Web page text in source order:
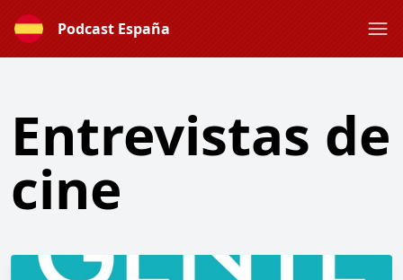
Podcast España
Entrevistas de
cine